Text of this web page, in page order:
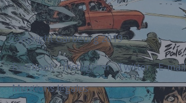
Copyright Garbeurg 2019
Facebook Instagram Twitter
E-mail
Mentions légales